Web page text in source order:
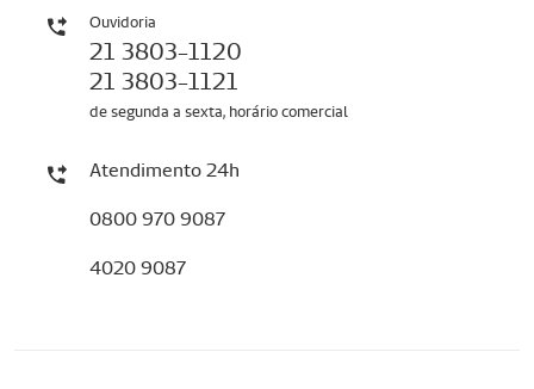
Ouvidoria
21 3803-1120
21 3803-1121
de segunda a sexta, horário comercial
Atendimento 24h
0800 970 9087
4020 9087